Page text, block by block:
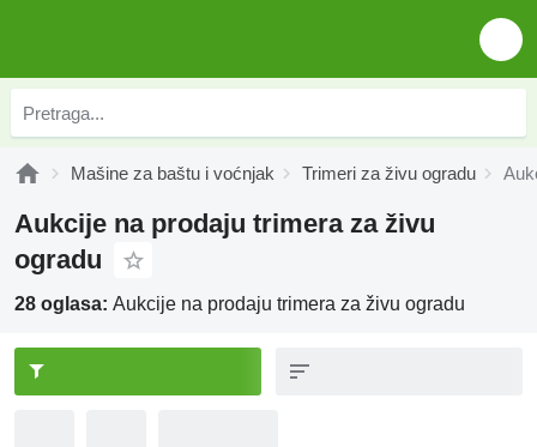
Mašine za baštu i voćnjak Trimeri za živu ogradu
Aukcije na prodaju trimera za živu
ogradu
28 oglasa: Aukcije na prodaju trimera za živu ogradu